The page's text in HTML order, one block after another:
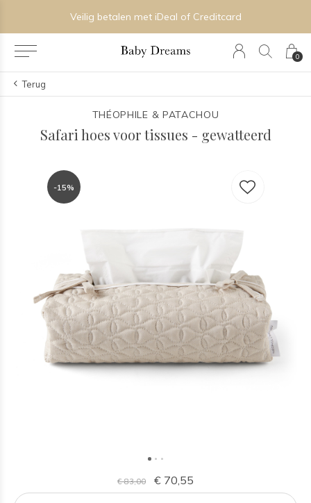
0
Veilig betalen met iDeal of Creditcard
Terug
THÉOPHILE & PATACHOU
Safari hoes voor tissues - gewatteerd
-15%
€ 83,00 € 70,55